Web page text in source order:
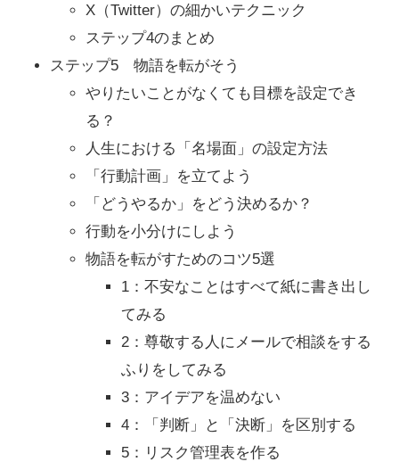
X（Twitter）の細かいテクニック
ステップ4のまとめ
ステップ5 物語を転がそう
やりたいことがなくても目標を設定でき
る？
人生における「名場面」の設定方法
「行動計画」を立てよう
「どうやるか」をどう決めるか？
行動を小分けにしよう
物語を転がすためのコツ5選
1：不安なことはすべて紙に書き出し
てみる
2：尊敬する人にメールで相談をする
ふりをしてみる
3：アイデアを温めない
4：「判断」と「決断」を区別する
5：リスク管理表を作る